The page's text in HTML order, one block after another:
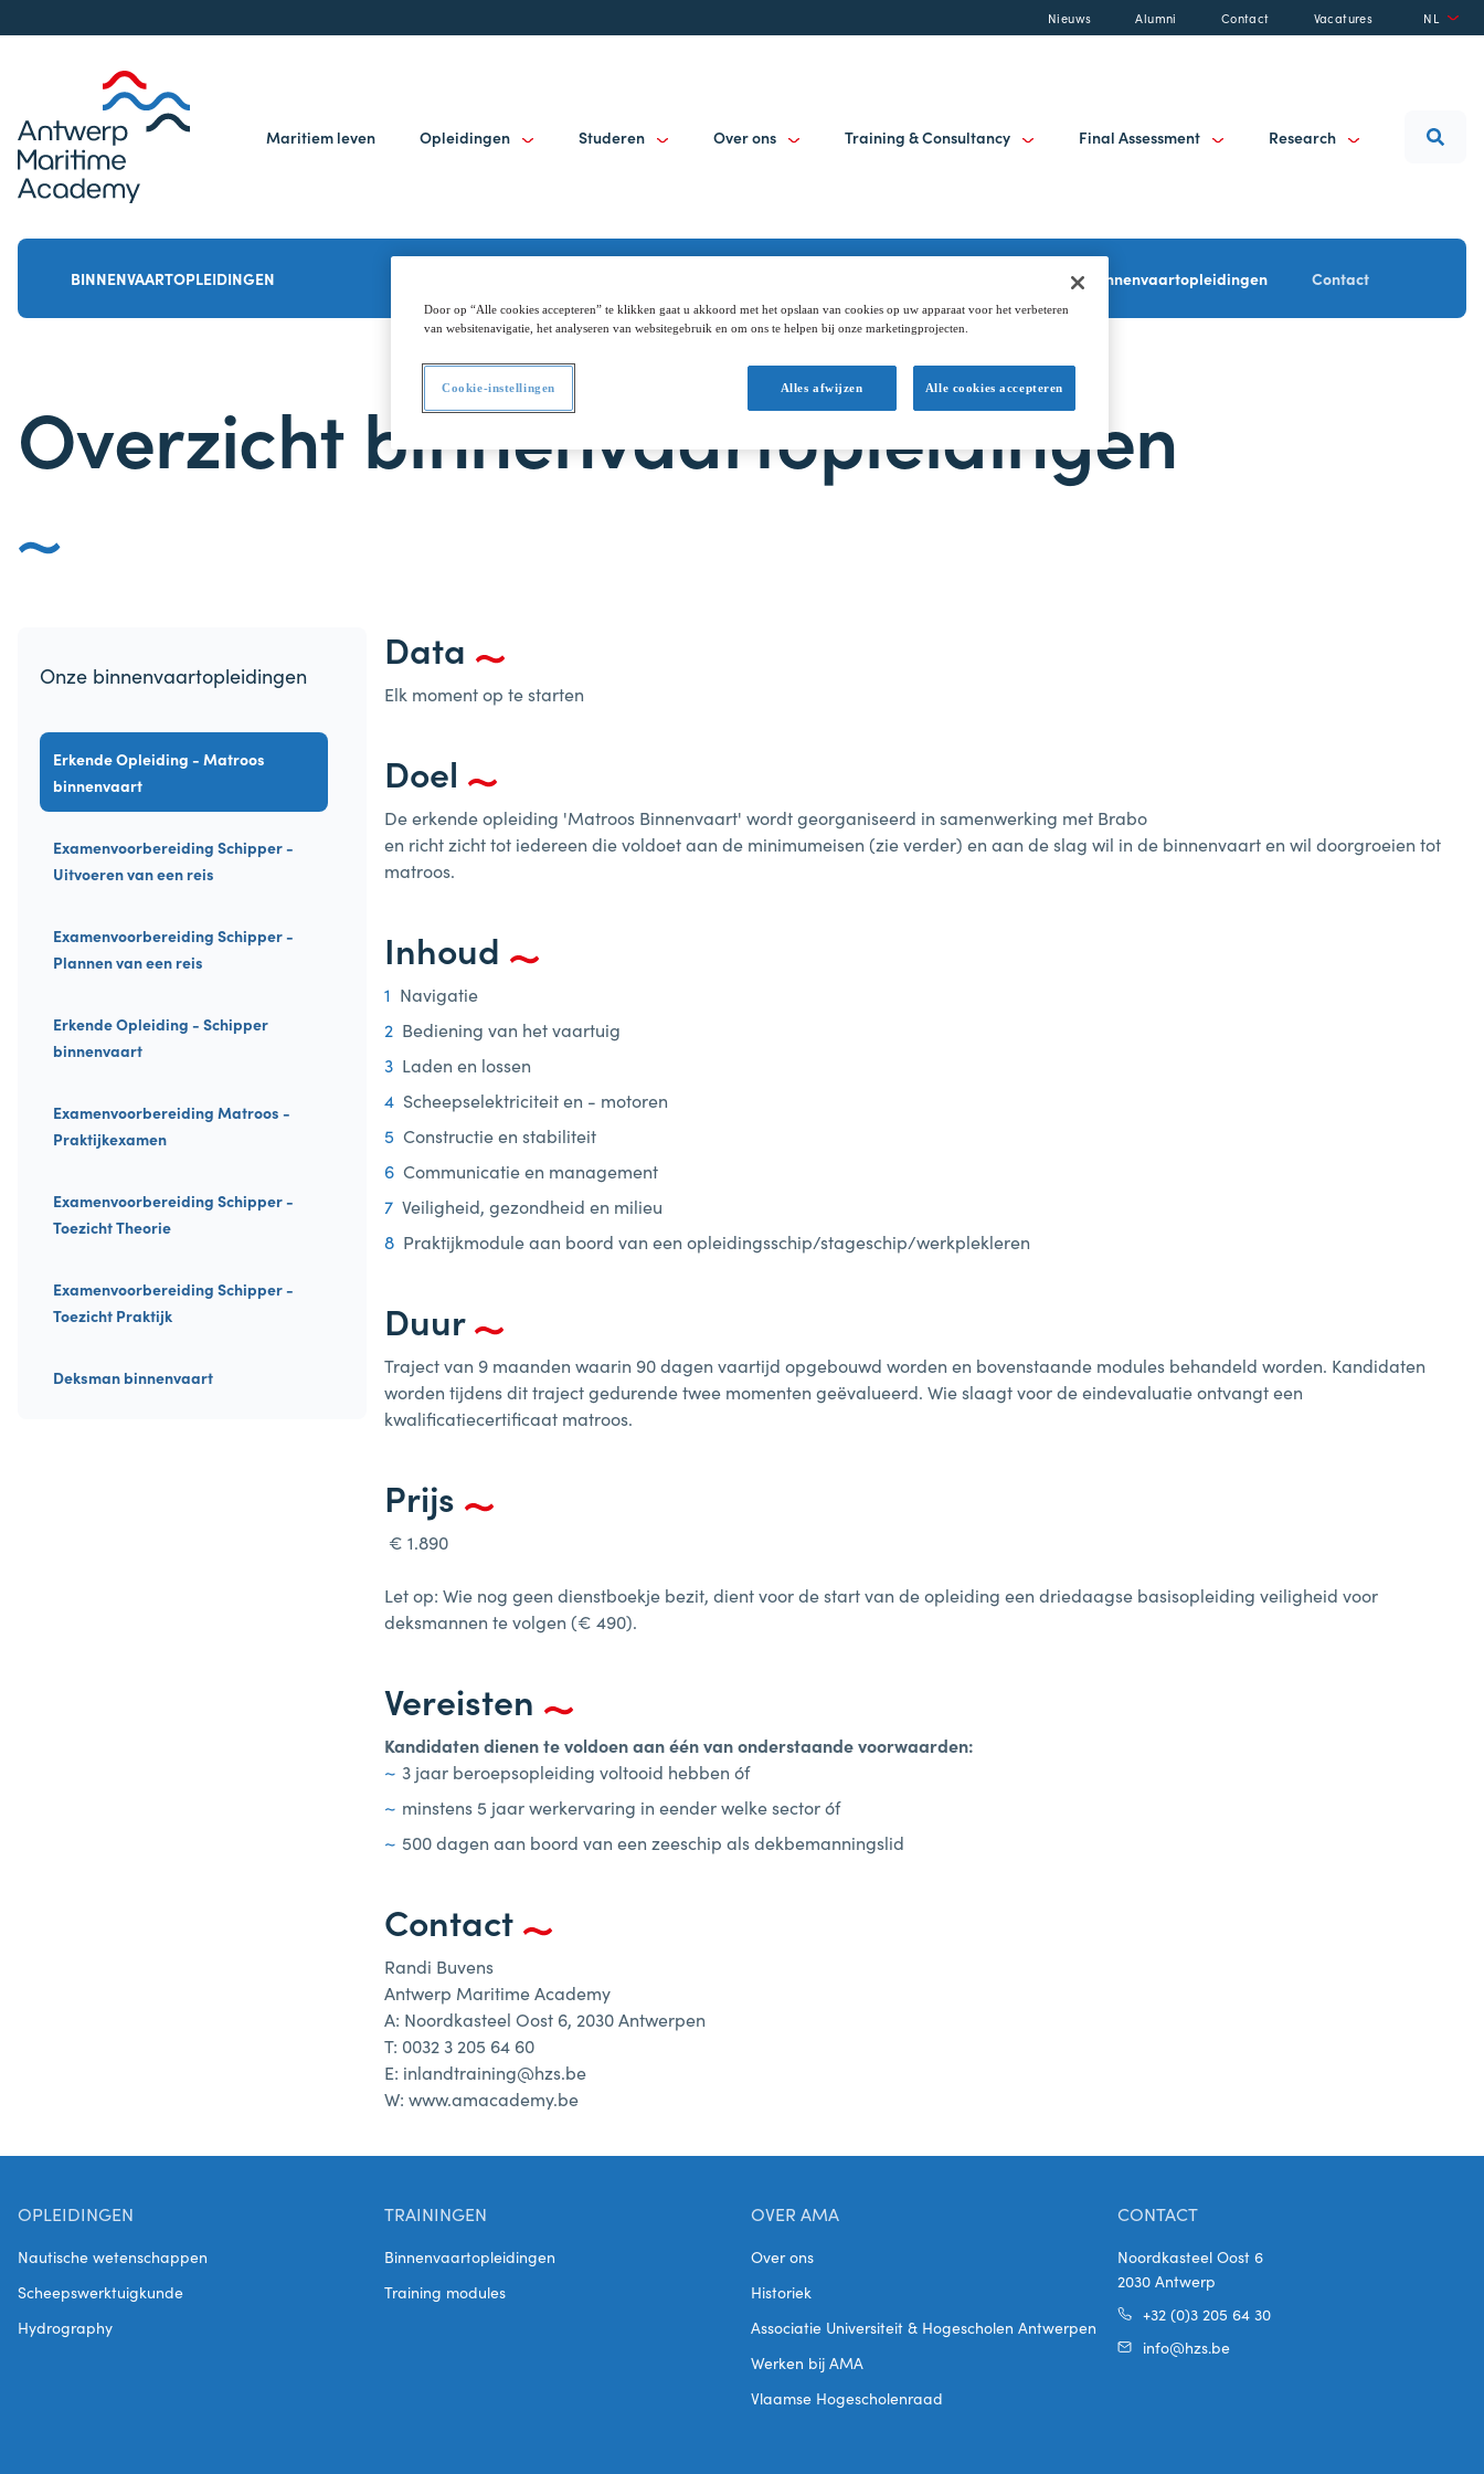
Nieuws Alumni Contact Vacatures NL
Maritiem leven Opleidingen Studeren Over ons Training & Consultancy Final Assessment Research
BINNENVAARTOPLEIDINGEN Overzicht binnenvaartopleidingen Contact
Overzicht binnenvaartopleidingen
Onze binnenvaartopleidingen
Erkende Opleiding - Matroos
binnenvaart
Examenvoorbereiding Schipper -
Uitvoeren van een reis
Examenvoorbereiding Schipper -
Plannen van een reis
Erkende Opleiding - Schipper
binnenvaart
Examenvoorbereiding Matroos -
Praktijkexamen
Examenvoorbereiding Schipper -
Toezicht Theorie
Examenvoorbereiding Schipper -
Toezicht Praktijk
Deksman binnenvaart
Data
Elk moment op te starten
Doel
De erkende opleiding 'Matroos Binnenvaart' wordt georganiseerd in samenwerking met Brabo
en richt zicht tot iedereen die voldoet aan de minimumeisen (zie verder) en aan de slag wil in de binnenvaart en wil doorgroeien tot
matroos.
Inhoud
Navigatie
Bediening van het vaartuig
Laden en lossen
Scheepselektriciteit en - motoren
Constructie en stabiliteit
Communicatie en management
Veiligheid, gezondheid en milieu
Praktijkmodule aan boord van een opleidingsschip/stageschip/werkplekleren
Duur
Traject van 9 maanden waarin 90 dagen vaartijd opgebouwd worden en bovenstaande modules behandeld worden. Kandidaten
worden tijdens dit traject gedurende twee momenten geëvalueerd. Wie slaagt voor de eindevaluatie ontvangt een
kwalificatiecertificaat matroos.
Prijs
€ 1.890
Let op: Wie nog geen dienstboekje bezit, dient voor de start van de opleiding een driedaagse basisopleiding veiligheid voor
deksmannen te volgen (€ 490).
Vereisten
Kandidaten dienen te voldoen aan één van onderstaande voorwaarden:
3 jaar beroepsopleiding voltooid hebben óf
minstens 5 jaar werkervaring in eender welke sector óf
500 dagen aan boord van een zeeschip als dekbemanningslid
Contact
Randi Buvens
Antwerp Maritime Academy
A: Noordkasteel Oost 6, 2030 Antwerpen
T: 0032 3 205 64 60
E: inlandtraining@hzs.be
W: www.amacademy.be
OPLEIDINGEN
Nautische wetenschappen
Scheepswerktuigkunde
Hydrography
TRAININGEN
Binnenvaartopleidingen
Training modules
OVER AMA
Over ons
Historiek
Associatie Universiteit & Hogescholen Antwerpen
Werken bij AMA
Vlaamse Hogescholenraad
CONTACT
Noordkasteel Oost 6
2030 Antwerp
+32 (0)3 205 64 30
info@hzs.be
Door op “Alle cookies accepteren” te klikken gaat u akkoord met het opslaan van cookies op uw apparaat voor het verbeteren
van websitenavigatie, het analyseren van websitegebruik en om ons te helpen bij onze marketingprojecten.
Alles afwijzen Alle cookies accepteren
Cookie-instellingen